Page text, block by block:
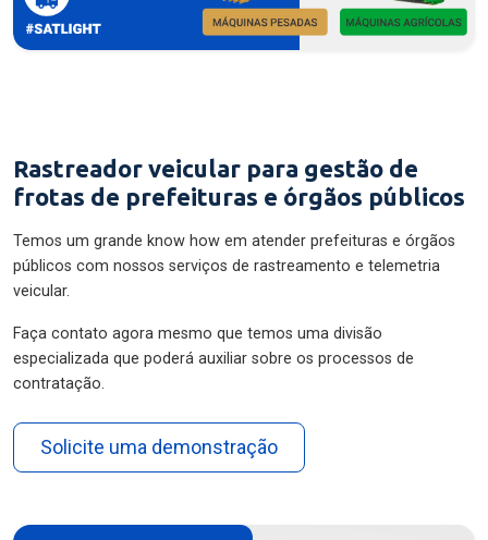
Rastreador veicular para gestão de
frotas de prefeituras e órgãos públicos
Temos um grande know how em atender prefeituras e órgãos
públicos com nossos serviços de rastreamento e telemetria
veicular.
Faça contato agora mesmo que temos uma divisão
especializada que poderá auxiliar sobre os processos de
contratação.
Solicite uma demonstração